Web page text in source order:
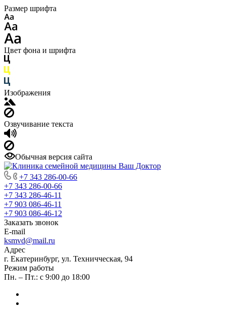
Размер шрифта
Цвет фона и шрифта
Изображения
Озвучивание текста
Обычная версия сайта
+7 343 286-00-66
+7 343 286-00-66
+7 343 286-46-11
+7 903 086-46-11
+7 903 086-46-12
Заказать звонок
E-mail
ksmvd@mail.ru
Адрес
г. Екатеринбург, ул. Техничческая, 94
Режим работы
Пн. – Пт.: с 9:00 до 18:00